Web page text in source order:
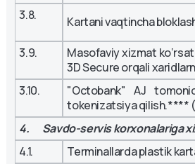
3.8.
Kartani vaqtincha
3.9.
Masofaviy xizmat
3D Secure orqali
3.10.
"Octobank" AJ
tokenizatsiya qilish.****
4. Savdo-servis korxonalariga
4.1.
Terminallarda plastik